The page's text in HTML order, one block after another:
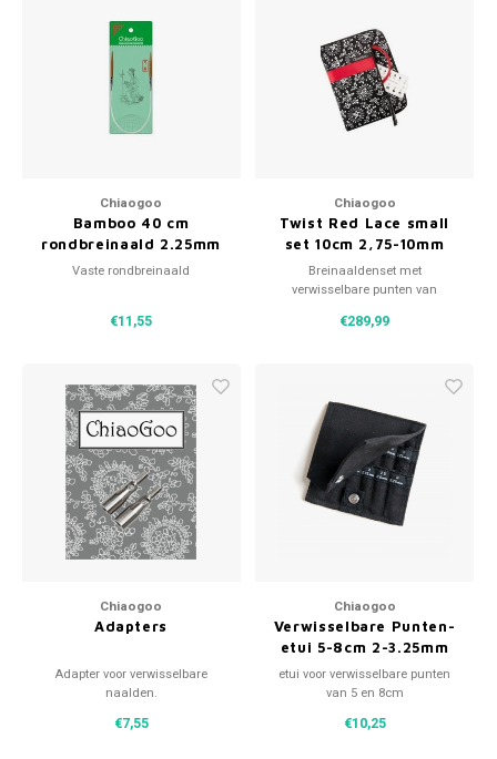
Chiaogoo
Bamboo 40 cm
rondbreinaald 2.25mm
Vaste rondbreinaald
€11,55
Chiaogoo
Twist Red Lace small
set 10cm 2,75-10mm
Breinaaldenset met
verwisselbare punten van
€289,99
Chiaogoo
Adapters
Adapter voor verwisselbare
naalden.
€7,55
Chiaogoo
Verwisselbare Punten-
etui 5-8cm 2-3.25mm
etui voor verwisselbare punten
van 5 en 8cm
€10,25